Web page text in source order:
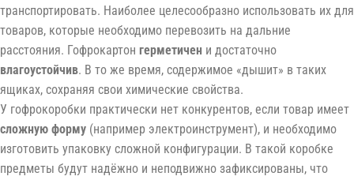
транспортировать. Наиболее целесообразно использовать их для
товаров, которые необходимо перевозить на дальние
расстояния. Гофрокартон герметичен и достаточно
влагоустойчив. В то же время, содержимое «дышит» в таких
ящиках, сохраняя свои химические свойства.
У гофрокоробки практически нет конкурентов, если товар имеет
сложную форму (например электроинструмент), и необходимо
изготовить упаковку сложной конфигурации. В такой коробке
предметы будут надёжно и неподвижно зафиксированы, что